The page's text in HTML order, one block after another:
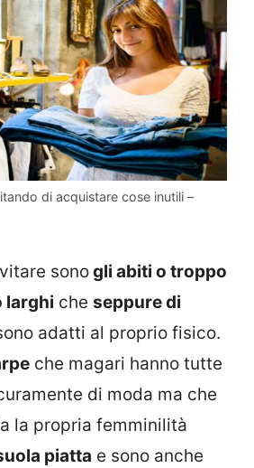
di acquistare cose inutili –
sonogli abiti o troppo
larghi che seppure di
adatti al proprio fisico.
che magari hanno tutte
di moda ma che
la propria femminilità
piatta e sono anche